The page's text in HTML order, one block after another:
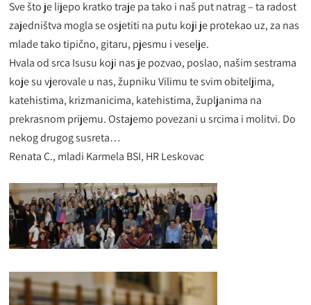
Sve što je lijepo kratko traje pa tako i naš put natrag – ta radost
zajedništva mogla se osjetiti na putu koji je protekao uz, za nas
mlade tako tipično, gitaru, pjesmu i veselje.
Hvala od srca Isusu koji nas je pozvao, poslao, našim sestrama
koje su vjerovale u nas, župniku Vilimu te svim obiteljima,
katehistima, krizmanicima, katehistima, župljanima na
prekrasnom prijemu. Ostajemo povezani u srcima i molitvi. Do
nekog drugog susreta…
Renata C., mladi Karmela BSI, HR Leskovac